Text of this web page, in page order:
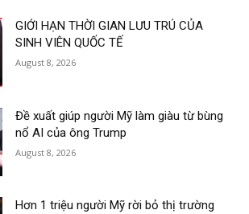
GIỚI HẠN THỜI GIAN LƯU TRÚ CỦA
SINH VIÊN QUỐC TẾ
August 8, 2026
Đề xuất giúp người Mỹ làm giàu từ bùng
nổ AI của ông Trump
August 8, 2026
Hơn 1 triệu người Mỹ rời bỏ thị trường